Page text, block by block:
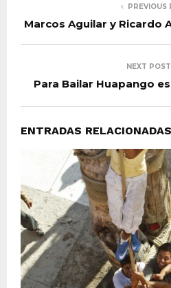
PREVIOUS
Marcos Aguilar y Ricardo
NEXT POST
Para Bailar Huapango
ENTRADAS RELACIONADAS